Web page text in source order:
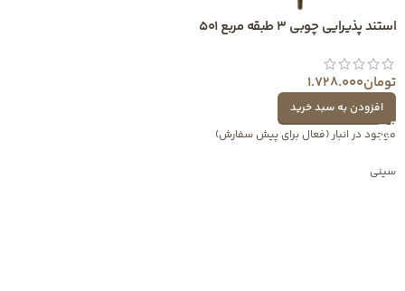
استند پذیرایی چوبی 3 طبقه مربع 501
تومان1.728.000
افزودن به سبد خرید
موجود در انبار (فعال برای پیش سفارش)
سینی